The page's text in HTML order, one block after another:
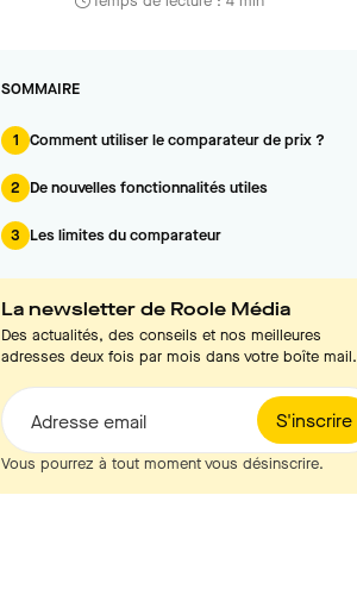
SOMMAIRE
1 Comment utiliser le comparateur de prix ?
2 De nouvelles fonctionnalités utiles
3 Les limites du comparateur
La newsletter de Roole Média
Des actualités, des conseils et nos meilleures
adresses deux fois par mois dans votre boîte mail.
S'inscrire
Adresse email
Vous pourrez à tout moment vous désinscrire.